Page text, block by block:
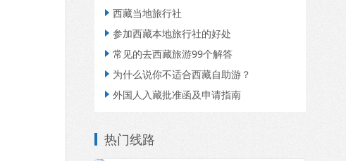
 西藏当地旅行社
 参加西藏本地旅行社的好处
 常见的去西藏旅游99个解答
 为什么说你不适合西藏自助游？
 外国人入藏批准函及申请指南
热门线路